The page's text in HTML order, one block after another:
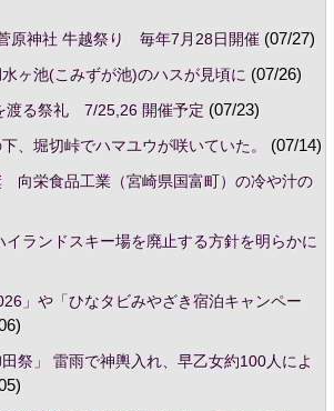
原神社 牛越祭り 毎年7月28日開催(07/27)
ヶ池(こみずが池)のハスが見頃に (07/26)
渡る祭礼 7/25,26 開催予定 (07/23)
、堀切峠でハマユウが咲いていた。
(07/14)
向栄食品工業（宮崎県国富町）の冷や汁の
イランドスキー場を廃止する方針を明らかに
」や「ひなタビみやざき宿泊キャンペー
祭」 雷雨で神輿入れ、早乙女約100人によ